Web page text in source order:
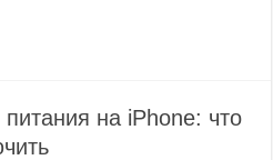
на iPhone: что